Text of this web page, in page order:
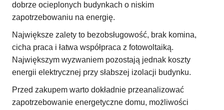
dobrze ocieplonych budynkach o niskim
zapotrzebowaniu na energię.
Największe zalety to bezobsługowość, brak komina,
cicha praca i łatwa współpraca z fotowoltaiką.
Największym wyzwaniem pozostają jednak koszty
energii elektrycznej przy słabszej izolacji budynku.
Przed zakupem warto dokładnie przeanalizować
zapotrzebowanie energetyczne domu, możliwości